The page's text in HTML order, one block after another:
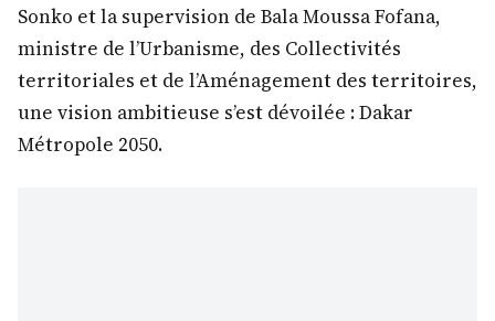
Sonko et la supervision de Bala Moussa Fofana,
ministre de l’Urbanisme, des Collectivités
territoriales et de l’Aménagement des territoires,
une vision ambitieuse s’est dévoilée : Dakar
Métropole 2050.